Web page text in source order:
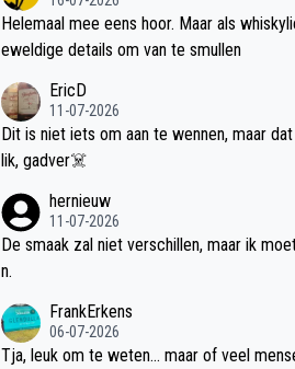
Helemaal mee eens hoor. Maar als
eweldige details om van te smullen
EricD
11-07-2026
Dit is niet iets om aan te wennen, maar
lik, gadver☠️
hernieuw
11-07-2026
De smaak zal niet verschillen, maar ik
n.
FrankErkens
06-07-2026
Tja, leuk om te weten... maar of veel